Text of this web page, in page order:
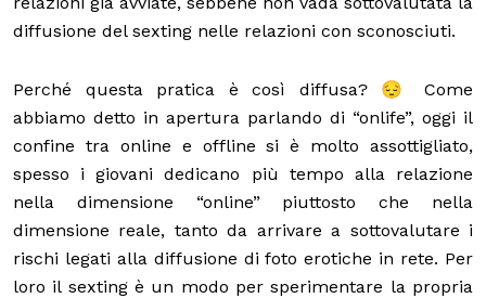
diffusione del sexting nelle relazioni con sconosciuti.
Perché questa pratica è così diffusa? 😔 Come
abbiamo detto in apertura parlando di “onlife”, oggi il
confine tra online e offline si è molto assottigliato,
spesso i giovani dedicano più tempo alla relazione
nella dimensione “online” piuttosto che nella
dimensione reale, tanto da arrivare a sottovalutare i
rischi legati alla diffusione di foto erotiche in rete. Per
loro il sexting è un modo per sperimentare la propria